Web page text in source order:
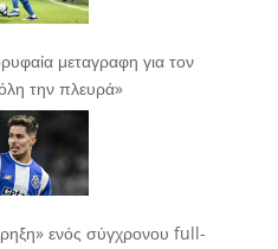
μεταγραφη για τον
την πλευρά»
ενός σύγχρονου full-